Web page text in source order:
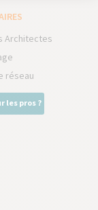
Architectes
réseau
les pros ?